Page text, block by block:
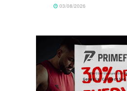
03/08/2026